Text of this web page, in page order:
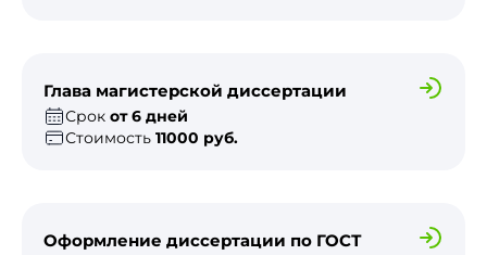
Глава магистерской диссертации
Срок от 6 дней
Стоимость 11000 руб.
Оформление диссертации по ГОСТ